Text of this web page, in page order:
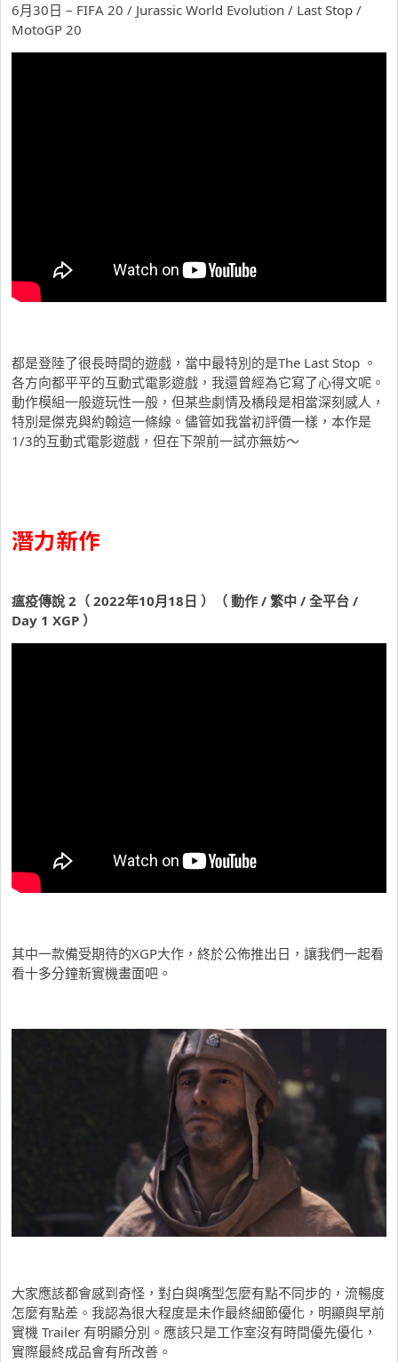
6月30日 – FIFA 20 / Jurassic World Evolution / Last Stop /
MotoGP 20
都是登陸了很長時間的遊戲，當中最特別的是The Last Stop 。
各方向都平平的互動式電影遊戲，我還曾經為它寫了心得文呢。
動作模組一般遊玩性一般，但某些劇情及橋段是相當深刻感人，
特別是傑克與約翰這一條線。儘管如我當初評價一樣，本作是
1/3的互動式電影遊戲，但在下架前一試亦無妨～
潛力新作
瘟疫傳說 2（ 2022年10月18日 ）（ 動作 / 繁中 / 全平台 /
Day 1 XGP ）
其中一款備受期待的XGP大作，終於公佈推出日，讓我們一起看
看十多分鐘新實機畫面吧。
大家應該都會感到奇怪，對白與嘴型怎麼有點不同步的，流暢度
怎麼有點差。我認為很大程度是未作最終細節優化，明顯與早前
實機 Trailer 有明顯分別。應該只是工作室沒有時間優先優化，
實際最終成品會有所改善。